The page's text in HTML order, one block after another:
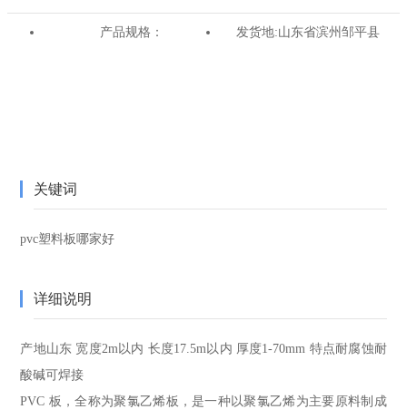
产品规格： 发货地:山东省滨州邹平县
关键词
pvc塑料板哪家好
详细说明
产地山东 宽度2m以内 长度17.5m以内 厚度1-70mm 特点耐腐蚀耐
酸碱可焊接
PVC 板，全称为聚氯乙烯板，是一种以聚氯乙烯为主要原料制成